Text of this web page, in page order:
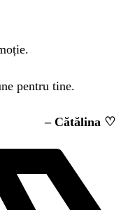
pentru tine.
– Cătălina ♡